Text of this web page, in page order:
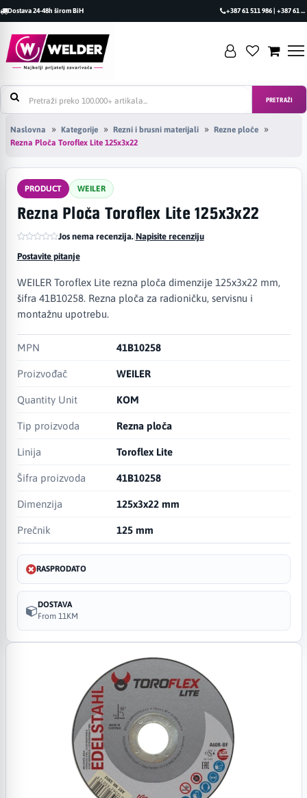
Dostava 24-48h širom BiH +387 61 511 986 | +387 61 493 470
PRETRAŽI
Naslovna Kategorije Rezni i brusni materijali
Rezne ploče
Rezna Ploča Toroflex Lite 125x3x22
PRODUCT WEILER
Rezna Ploča Toroflex Lite 125x3x22
Jos nema recenzija.|Napisite recenziju
Postavite pitanje
WEILER Toroflex Lite rezna ploča dimenzije 125x3x22 mm,
šifra 41B10258. Rezna ploča za radioničku, servisnu i
montažnu upotrebu.
MPN 41B10258
Proizvođač WEILER
Quantity Unit KOM
Tip proizvoda Rezna ploča
Linija Toroflex Lite
Šifra proizvoda 41B10258
Dimenzija 125x3x22 mm
Prečnik 125 mm
RASPRODATO
DOSTAVA
From 11KM